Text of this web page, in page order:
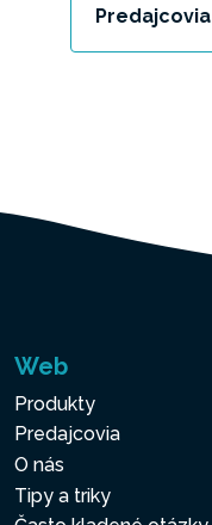
Predajcovia
Web
Produkty
Predajcovia
O nás
Tipy a triky